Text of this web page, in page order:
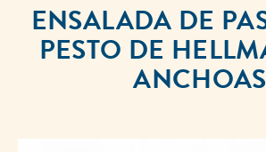
ENSALADA DE
PESTO DE
ANCHOAS